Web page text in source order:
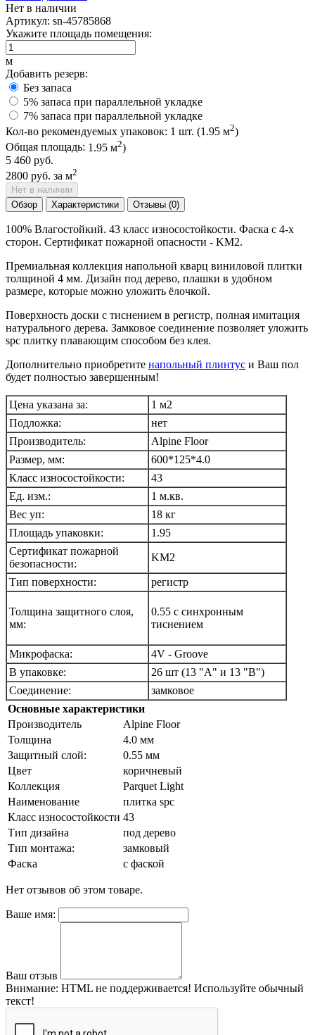
Нет в наличии
Артикул: sn-45785868
Укажите площадь помещения:
м
Добавить резерв:
Без запаса
5% запаса при параллельной укладке
7% запаса при параллельной укладке
Кол-во рекомендуемых упаковок: 1 шт. (1.95 м2)
Общая площадь: 1.95 м2)
5 460 руб.
2800 руб. за м2
Нет в наличии
Обзор
Характеристики Отзывы (0)
100% Влагостойкий. 43 класс износостойкости. Фаска с 4-х
сторон. Сертификат пожарной опасности - KM2.
Премиальная коллекция напольной кварц виниловой плитки
толщиной 4 мм. Дизайн под дерево, плашки в удобном
размере, которые можно уложить ёлочкой.
Поверхность доски с тиснением в регистр, полная имитация
натурального дерева. Замковое соединение позволяет уложить
spc плитку плавающим способом без клея.
Дополнительно приобретите напольный плинтус и Ваш пол
будет полностью завершенным!
Цена указана за:
1 м2
Подложка:
нет
Производитель:
Alpine Floor
Размер, мм:
600*125*4.0
Класс износостойкости:
43
Ед. изм.:
1 м.кв.
Вес уп:
18 кг
Площадь упаковки:
1.95
Сертификат пожарной
безопасности:
KM2
Тип поверхности: регистр
Толщина защитного слоя,
мм:
0.55 с синхронным
тиснением
Микрофаска:
4V - Groove
В упаковке:
26 шт (13 "А" и 13 "В")
Соединение:
замковое
Основные характеристики
Производитель
Alpine Floor
Толщина
4.0 мм
Защитный слой:
0.55 мм
Цвет
коричневый
Коллекция
Parquet Light
Наименование
плитка spc
Класс износостойкости 43
Тип дизайна
под дерево
Тип монтажа:
замковый
Фаска
с фаской
Нет отзывов об этом товаре.
Ваше имя:
Ваш отзыв
Внимание: HTML не поддерживается! Используйте обычный
текст!